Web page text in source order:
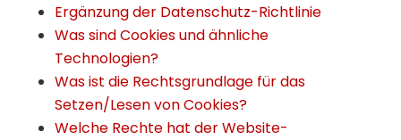
Ergänzung der Datenschutz-Richtlinie
Was sind Cookies und ähnliche
Technologien?
Was ist die Rechtsgrundlage für das
Setzen/Lesen von Cookies?
Welche Rechte hat der Website-